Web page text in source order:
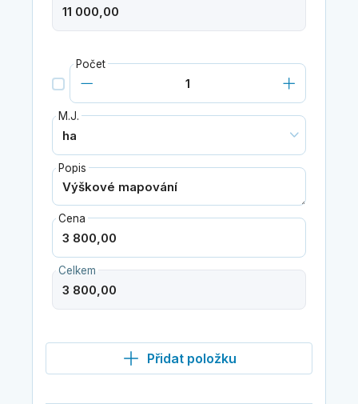
Počet
M.J.
Popis
Cena
Celkem
Přidat položku